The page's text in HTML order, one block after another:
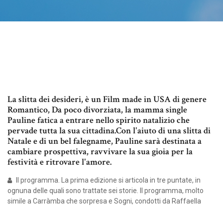
La slitta dei desideri, è un Film made in USA di genere
Romantico, Da poco divorziata, la mamma single
Pauline fatica a entrare nello spirito natalizio che
pervade tutta la sua cittadina.Con l'aiuto di una slitta di
Natale e di un bel falegname, Pauline sarà destinata a
cambiare prospettiva, ravvivare la sua gioia per la
festività e ritrovare l'amore.
Il programma. La prima edizione si articola in tre puntate, in
ognuna delle quali sono trattate sei storie. Il programma, molto
simile a Carràmba che sorpresa e Sogni, condotti da Raffaella